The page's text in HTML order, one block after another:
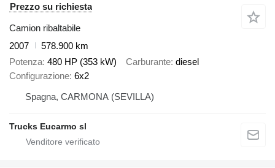
Prezzo su richiesta
Camion ribaltabile
2007
578.900 km
Potenza 480 HP (353 kW) Carburante diesel
Configurazione 6x2
Spagna, CARMONA (SEVILLA)
Trucks Eucarmo sl